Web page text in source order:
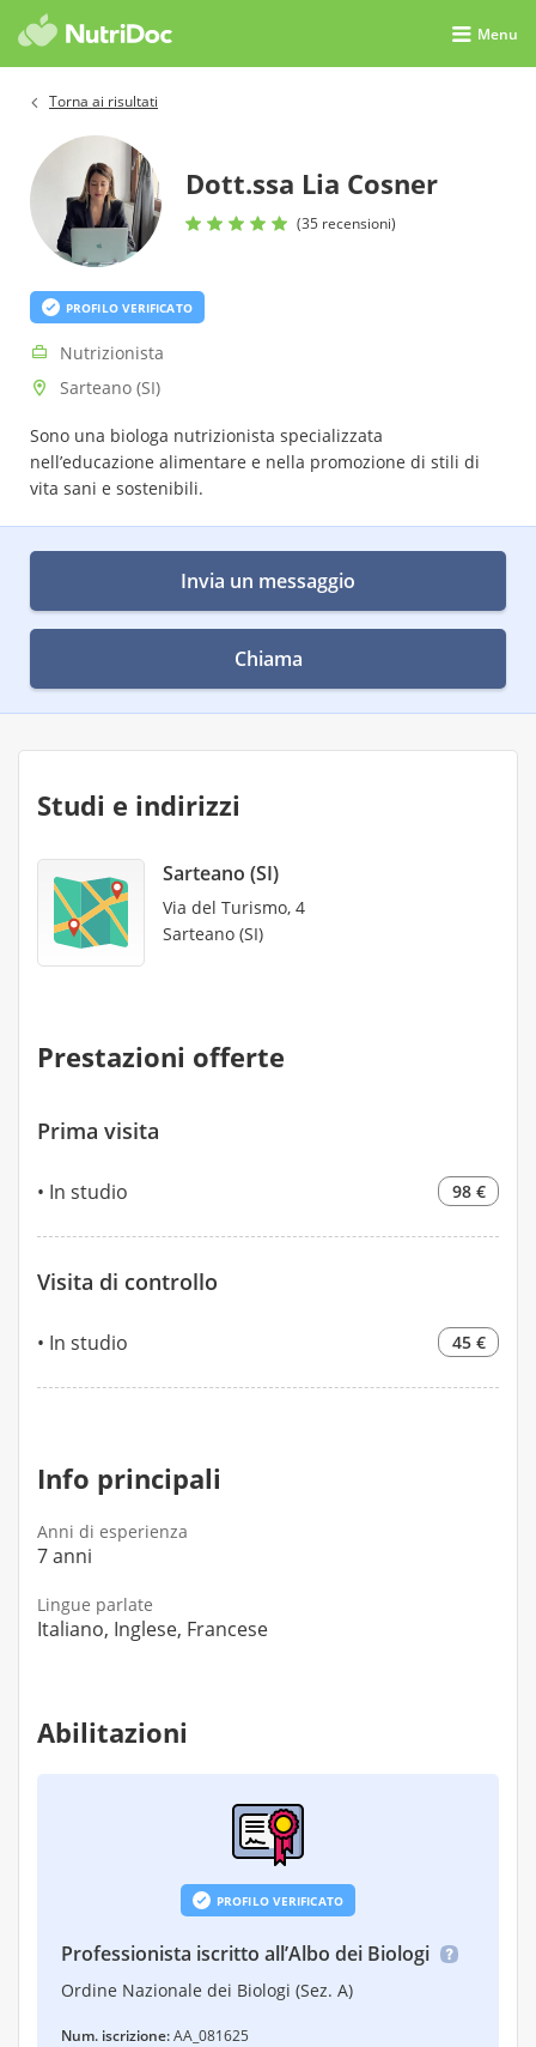
Menu
Torna ai risultati
Dott.ssa Lia Cosner
(35 recensioni)
PROFILO VERIFICATO
Nutrizionista
Sarteano (SI)
Sono una biologa nutrizionista specializzata
nell’educazione alimentare e nella promozione di stili di
vita sani e sostenibili.
Invia un messaggio
Chiama
Studi e indirizzi
Sarteano (SI)
Via del Turismo, 4
Sarteano (SI)
Prestazioni offerte
Prima visita
In studio 98 €
Visita di controllo
In studio 45 €
Info principali
Anni di esperienza
7 anni
Lingue parlate
Italiano, Inglese, Francese
Abilitazioni
PROFILO VERIFICATO
Professionista iscritto all’Albo dei Biologi
Ordine Nazionale dei Biologi (Sez. A)
Num. iscrizione:AA_081625